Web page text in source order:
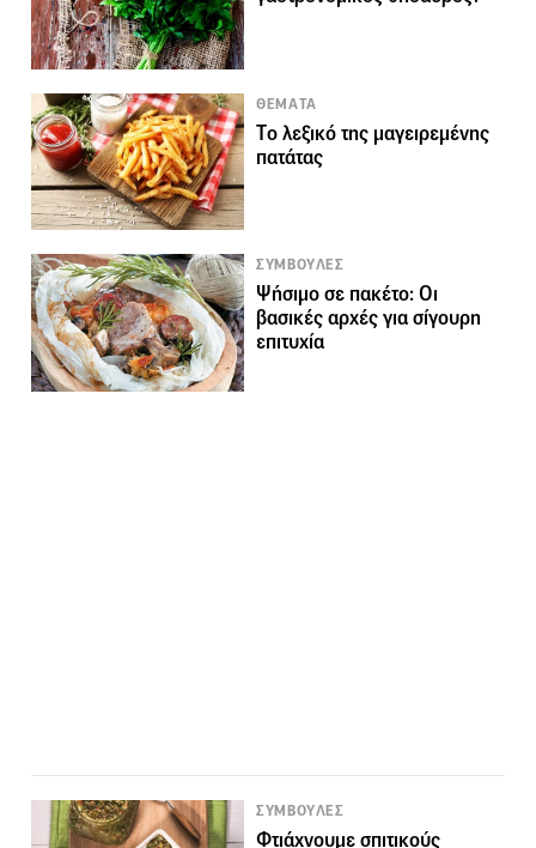
ΘΕΜΑΤΑ
Τo λεξικό της μαγειρεμένης
πατάτας
ΣΥΜΒΟΥΛΕΣ
Ψήσιμο σε πακέτο: Οι
βασικές αρχές για σίγουρη
επιτυχία
ΣΥΜΒΟΥΛΕΣ
Φτιάχνουμε σπιτικούς